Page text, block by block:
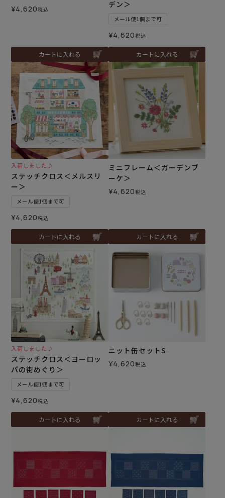
¥4,620税込
カートに入れる
デン＞
メール便1個まで可
¥4,620税込
カートに入れる
入荷しました♪
ステッチクロス＜メルスリ
ー＞
メール便1個まで可
¥4,620税込
カートに入れる
ミニフレーム＜ガーデンブ
ーケ＞
¥4,620税込
カートに入れる
入荷しました♪
ステッチクロス＜ヨーロッ
パの街めぐり＞
メール便1個まで可
¥4,620税込
カートに入れる
ニット缶セットS
¥4,620税込
カートに入れる